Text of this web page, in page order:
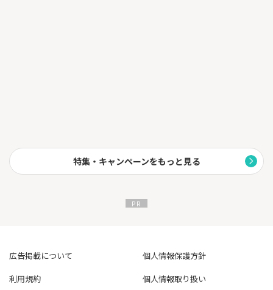
※1カード現物のタッチ決済、iD、カードの差し込み、磁気取引は
ださい。上記、タッチ決済とならない金額の上限は、ご利用され
る店舗によって異な
る場合がございます。
特集・キャンペーンをもっと見る
広告掲載について
個人情報保護方針
利用規約
個人情報取り扱い